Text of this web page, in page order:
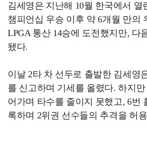
김세영은 지난해 10월 한국에서 열
챔피언십 우승 이후 약 6개월 만의
LPGA 통산 14승에 도전했지만, 다
됐다.
이날 2타 차 선두로 출발한 김세영
를 신고하며 기세를 올렸다. 하지만
어가며 타수를 줄이지 못했고, 6번
록하며 2위권 선수들의 추격을 허